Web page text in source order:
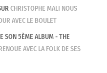
CHRISTOPHE MALI NOUS
AVEC LE BOULET
SON 5ÈME ALBUM - THE
AVEC LA FOLK DE SES